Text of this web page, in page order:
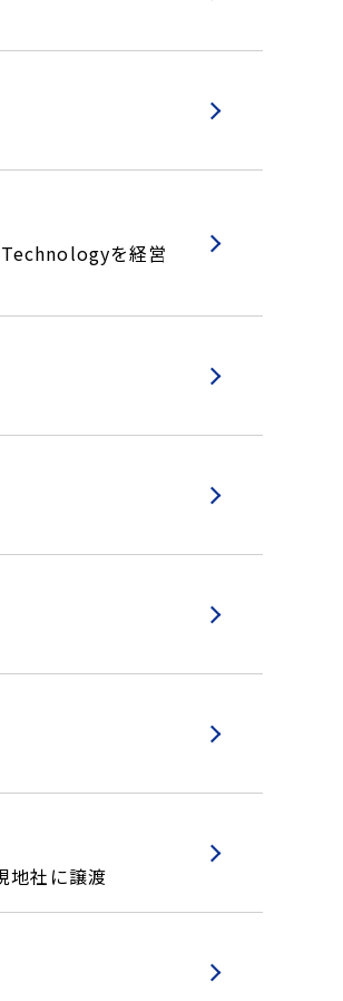
を経営
地社に譲渡